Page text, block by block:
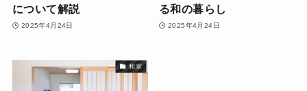
について解説
2025年4月24日
る和の暮らし
2025年4月24日
和室